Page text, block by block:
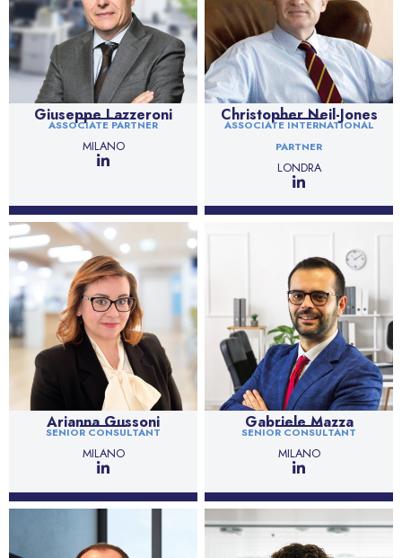
Giuseppe Lazzeroni
ASSOCIATE PARTNER
MILANO
Christopher Neil-Jones
ASSOCIATE INTERNATIONAL
PARTNER
LONDRA
Arianna Gussoni
SENIOR CONSULTANT
MILANO
Gabriele Mazza
SENIOR CONSULTANT
MILANO